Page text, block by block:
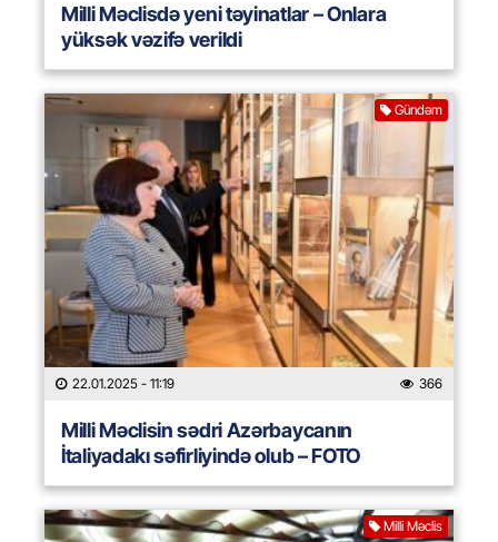
Milli Məclisdə yeni təyinatlar – Onlara
yüksək vəzifə verildi
Gündəm
22.01.2025 - 11:19 366
Milli Məclisin sədri Azərbaycanın
İtaliyadakı səfirliyində olub – FOTO
Milli Məclis